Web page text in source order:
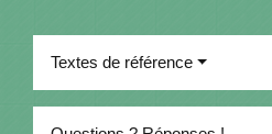
Textes de référence